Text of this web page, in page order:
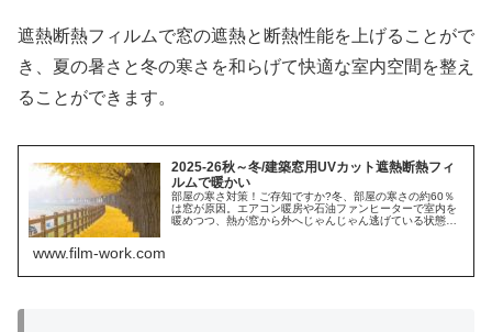
遮熱断熱フィルムで窓の遮熱と断熱性能を上げることがで
き、夏の暑さと冬の寒さを和らげて快適な室内空間を整え
ることができます。
2025-26秋～冬/建築窓用UVカット遮熱断熱フィ
ルムで暖かい
部屋の寒さ対策！ご存知ですか?冬、部屋の寒さの約60％
は窓が原因。エアコン暖房や石油ファンヒーターで室内を
暖めつつ、熱が窓から外へじゃんじゃん逃げている状態。
www.film-work.com